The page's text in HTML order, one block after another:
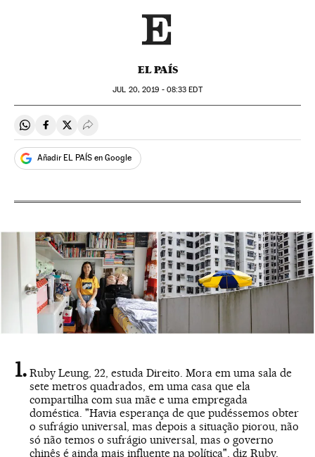
EL PAÍS
JUL 20, 2019 - 08:33 EDT
Compartir en Whatsapp
Compartir en Facebook
Compartir en Twitter
Desplegar Redes Sociales
Añadir EL PAÍS en Google
Ruby Leung, 22, estuda Direito. Mora em uma sala de
sete metros quadrados, em uma casa que ela
compartilha com sua mãe e uma empregada
doméstica. "Havia esperança de que pudéssemos obter
o sufrágio universal, mas depois a situação piorou, não
só não temos o sufrágio universal, mas o governo
chinês é ainda mais influente na política", diz Ruby,